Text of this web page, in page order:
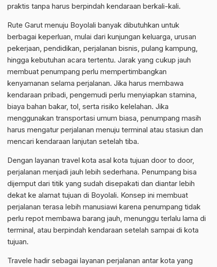
praktis tanpa harus berpindah kendaraan berkali-kali.
Rute Garut menuju Boyolali banyak dibutuhkan untuk
berbagai keperluan, mulai dari kunjungan keluarga, urusan
pekerjaan, pendidikan, perjalanan bisnis, pulang kampung,
hingga kebutuhan acara tertentu. Jarak yang cukup jauh
membuat penumpang perlu mempertimbangkan
kenyamanan selama perjalanan. Jika harus membawa
kendaraan pribadi, pengemudi perlu menyiapkan stamina,
biaya bahan bakar, tol, serta risiko kelelahan. Jika
menggunakan transportasi umum biasa, penumpang masih
harus mengatur perjalanan menuju terminal atau stasiun dan
mencari kendaraan lanjutan setelah tiba.
Dengan layanan travel kota asal kota tujuan door to door,
perjalanan menjadi jauh lebih sederhana. Penumpang bisa
dijemput dari titik yang sudah disepakati dan diantar lebih
dekat ke alamat tujuan di Boyolali. Konsep ini membuat
perjalanan terasa lebih manusiawi karena penumpang tidak
perlu repot membawa barang jauh, menunggu terlalu lama di
terminal, atau berpindah kendaraan setelah sampai di kota
tujuan.
Travele hadir sebagai layanan perjalanan antar kota yang